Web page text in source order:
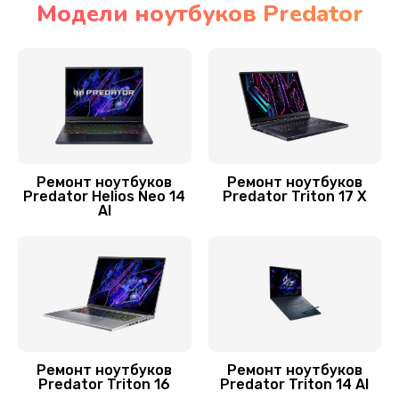
Замена Wi-Fi ноутбука Predator
Заказать
620 руб.
Модели ноутбуков Predator
Ремонт ноутбуков
Predator Helios Neo 14
AI
Ремонт ноутбуков
Predator Triton 17 X
Ремонт ноутбуков
Predator Triton 16
Ремонт ноутбуков
Predator Triton 14 AI